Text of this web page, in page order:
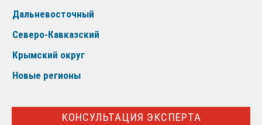
Дальневосточный
Северо-Кавказский
Крымский округ
Новые регионы
КОНСУЛЬТАЦИЯ ЭКСПЕРТА